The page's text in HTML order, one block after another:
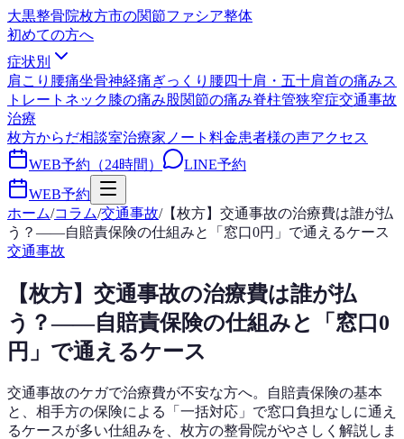
大黒整骨院枚方市の関節ファシア整体
初めての方へ
症状別
肩こり 腰痛坐骨神経痛ぎっくり腰四十肩・五十肩首の痛みス
トレートネック膝の痛み股関節の痛み脊柱管狭窄症交通事故
治療
枚方からだ相談室治療家ノート 料金患者様の声アクセス
WEB予約（24時間）
LINE予約
WEB予約
ホーム/コラム/交通事故/【枚方】交通事故の治療費は誰が払
う？——自賠責保険の仕組みと「窓口0円」で通えるケース
交通事故
【枚方】交通事故の治療費は誰が払
う？——自賠責保険の仕組みと「窓口0
円」で通えるケース
交通事故のケガで治療費が不安な方へ。自賠責保険の基本
と、相手方の保険による「一括対応」で窓口負担なしに通え
るケースが多い仕組みを、枚方の整骨院がやさしく解説しま